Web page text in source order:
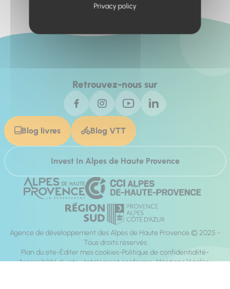
Retrouvez-nous sur
Blog livres Blog VTT
Invest In Alpes de Haute Provence
Agence de développement des Alpes de Haute Provence © 2025 -
Tous droits réservés
Plan du site Éditer mes cookies Politique de confidentialité
Accessibilité du site : totalement conforme Mentions légales
Privacy policy